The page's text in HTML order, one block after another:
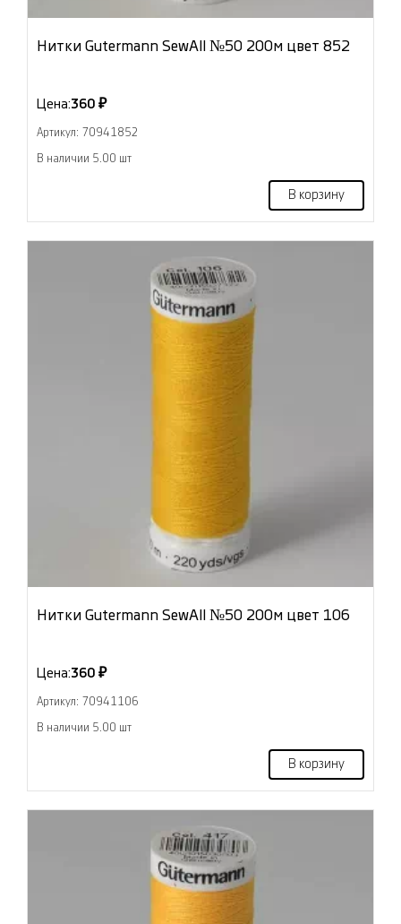
Нитки Gutermann SewAll №50 200м цвет 852
Цена:360 ₽
Артикул: 70941852
В наличии 5.00 шт
В корзину
Нитки Gutermann SewAll №50 200м цвет 106
Цена:360 ₽
Артикул: 70941106
В наличии 5.00 шт
В корзину